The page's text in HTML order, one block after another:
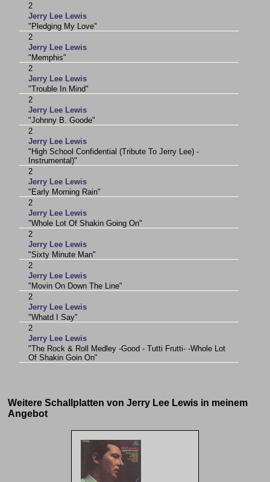
2
Jerry Lee Lewis
"Pledging My Love"
2
Jerry Lee Lewis
"Memphis"
2
Jerry Lee Lewis
"Trouble In Mind"
2
Jerry Lee Lewis
"Johnny B. Goode"
2
Jerry Lee Lewis
"High School Confidential (Tribute To Jerry Lee) -
Instrumental)"
2
Jerry Lee Lewis
"Early Morning Rain"
2
Jerry Lee Lewis
"Whole Lot Of Shakin Going On"
2
Jerry Lee Lewis
"Sixty Minute Man"
2
Jerry Lee Lewis
"Movin On Down The Line"
2
Jerry Lee Lewis
"Whatd I Say"
2
Jerry Lee Lewis
"The Rock & Roll Medley -Good - Tutti Frutti- -Whole Lot
Of Shakin Goin On"
Weitere Schallplatten von Jerry Lee Lewis in meinem
Angebot